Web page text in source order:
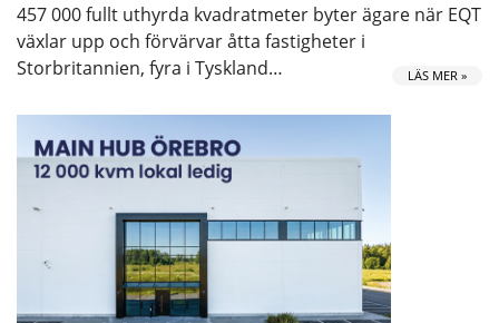
457 000 fullt uthyrda kvadratmeter byter ägare när EQT
växlar upp och förvärvar åtta fastigheter i
Storbritannien, fyra i Tyskland…
LÄS MER »